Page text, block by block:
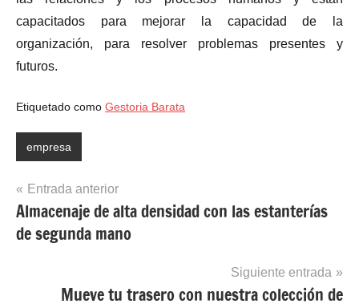
capacitados para mejorar la capacidad de la
organización, para resolver problemas presentes y
futuros.
Etiquetado como Gestoria Barata
empresa
Navegación
de
entradas
Entrada anterior
Almacenaje de alta densidad con las estanterías
de segunda mano
Siguiente entrada
Mueve tu trasero con nuestra colección de